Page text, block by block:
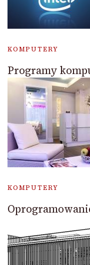
KOMPUTERY
Programy
KOMPUTERY